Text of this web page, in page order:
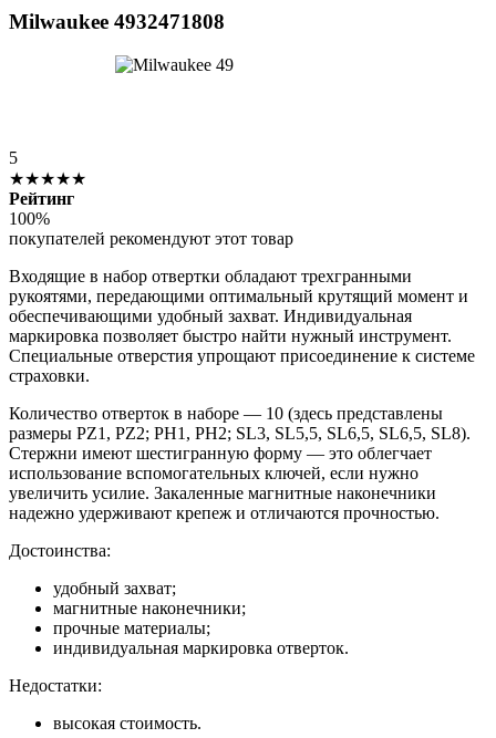
Milwaukee 4932471808
5
★★★★★
Рейтинг
100%
покупателей рекомендуют этот товар
Входящие в набор отвертки обладают трехгранными
рукоятями, передающими оптимальный крутящий момент и
обеспечивающими удобный захват. Индивидуальная
маркировка позволяет быстро найти нужный инструмент.
Специальные отверстия упрощают присоединение к системе
страховки.
Количество отверток в наборе — 10 (здесь представлены
размеры PZ1, PZ2; PH1, PH2; SL3, SL5,5, SL6,5, SL6,5, SL8).
Стержни имеют шестигранную форму — это облегчает
использование вспомогательных ключей, если нужно
увеличить усилие. Закаленные магнитные наконечники
надежно удерживают крепеж и отличаются прочностью.
Достоинства:
удобный захват;
магнитные наконечники;
прочные материалы;
индивидуальная маркировка отверток.
Недостатки:
высокая стоимость.